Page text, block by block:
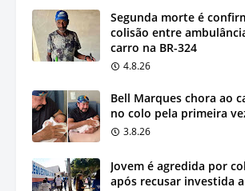
Segunda morte é
colisão entre
carro na BR-324
4.8.26
Bell Marques chora ao
no colo pela primeira
3.8.26
Jovem é agredida por
após recusar investida